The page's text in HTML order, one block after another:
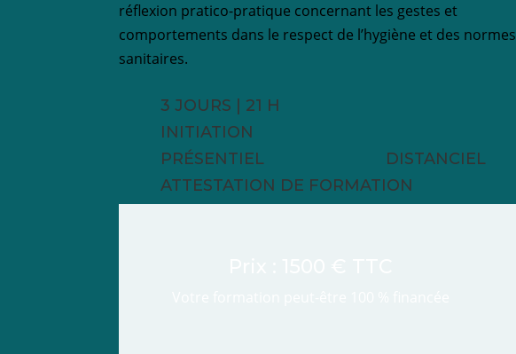
réflexion pratico-pratique concernant les gestes et
comportements dans le respect de l’hygiène et des normes
sanitaires.
3 JOURS | 21 H
INITIATION
PRÉSENTIEL
DISTANCIEL
ATTESTATION DE FORMATION